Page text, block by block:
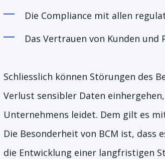
Die Compliance mit allen
Das Vertrauen von Kunden
Schliesslich können Störungen des
Verlust sensibler Daten
Unternehmens leidet. Dem gilt es
Die Besonderheit von BCM ist,
die Entwicklung einer langfristigen